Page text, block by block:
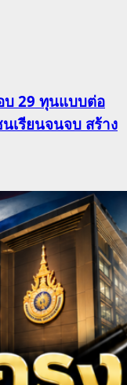
29 ทุนแบบต่อ
เรียนจนจบ สร้าง